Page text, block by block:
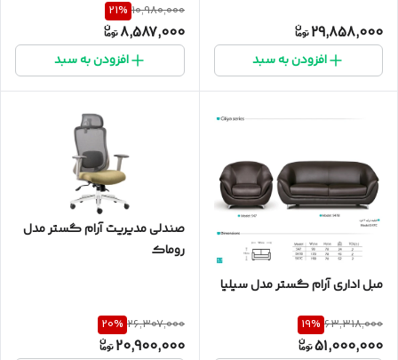
29,858,000
افزودن به سبد
10,980,000
21%
8,587,000
افزودن به سبد
مبل اداری آرام گستر مدل سیلیا
63,318,000
19%
51,000,000
صندلی مدیریت آرام گستر مدل
روماک
26,307,000
20%
20,900,000